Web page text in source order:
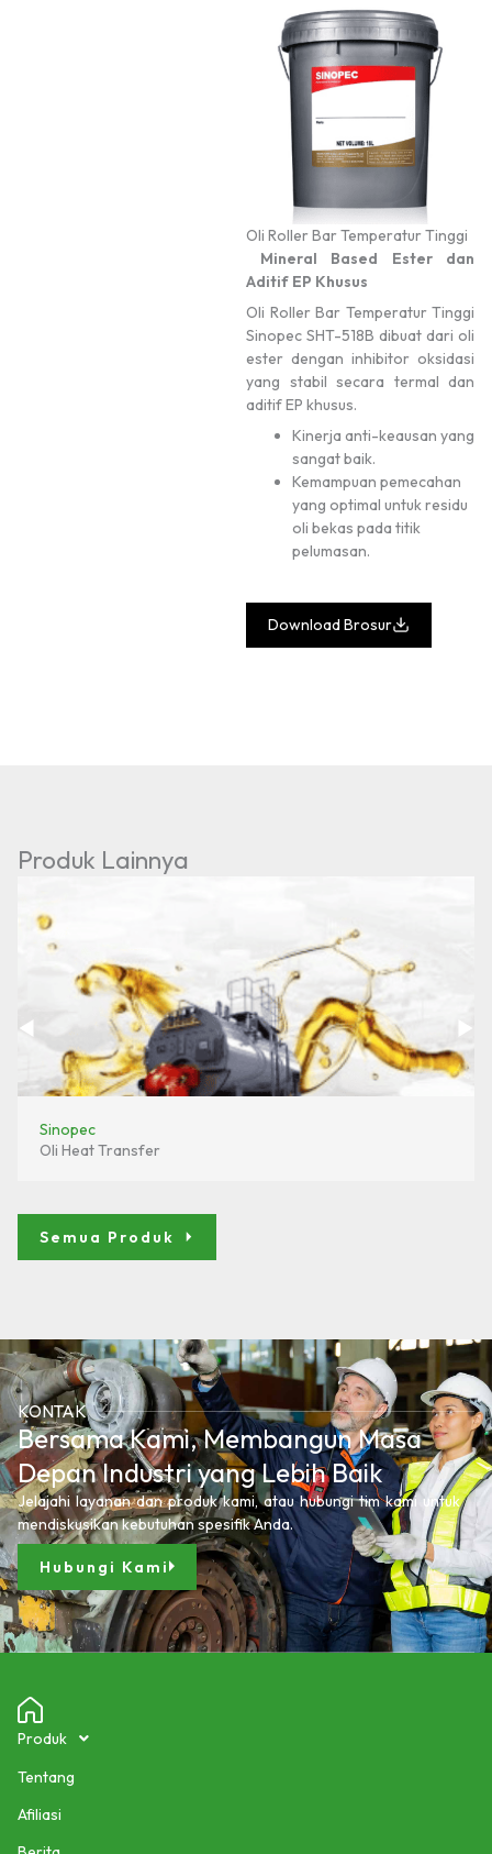
Oli Roller Bar Temperatur Tinggi
Mineral Based Ester dan
Aditif EP Khusus
Oli Roller Bar Temperatur Tinggi
Sinopec SHT-518B dibuat dari oli
ester dengan inhibitor oksidasi
yang stabil secara termal dan
aditif EP khusus.
Kinerja anti-keausan yang
sangat baik.
Kemampuan pemecahan
yang optimal untuk residu
oli bekas pada titik
pelumasan.
Download Brosur
Produk Lainnya
Sinopec
Oli Heat Transfer
Semua Produk
Produk
Tentang
Afiliasi
KONTAK
Bersama Kami, Membangun Masa
Depan Industri yang Lebih Baik
Jelajahi layanan dan produk kami, atau hubungi tim kami untuk
mendiskusikan kebutuhan spesifik Anda.
Hubungi Kami